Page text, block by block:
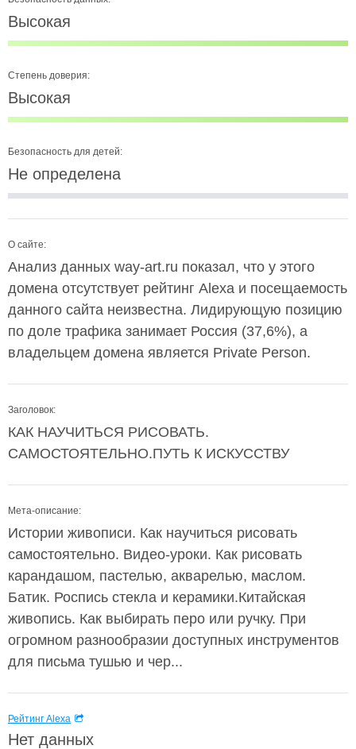
Высокая
Степень доверия:
Высокая
Безопасность для детей:
Не определена
О сайте:
Анализ данных way-art.ru показал, что у этого
домена отсутствует рейтинг Alexa и посещаемость
данного сайта неизвестна. Лидирующую позицию
по доле трафика занимает Россия (37,6%), а
владельцем домена является Private Person.
Заголовок:
КАК НАУЧИТЬСЯ РИСОВАТЬ.
САМОСТОЯТЕЛЬНО.ПУТЬ К ИСКУССТВУ
Мета-описание:
Истории живописи. Как научиться рисовать
самостоятельно. Видео-уроки. Как рисовать
карандашом, пастелью, акварелью, маслом.
Батик. Роспись стекла и керамики.Китайская
живопись. Как выбирать перо или ручку. При
огромном разнообразии доступных инструментов
для письма тушью и чер...
Рейтинг Alexa
Нет данных